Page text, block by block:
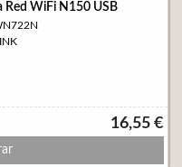
Red WiFi N150 USB
16,55 €